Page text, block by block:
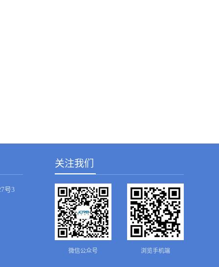
号3
关注我们
微信公众号 浏览手机端